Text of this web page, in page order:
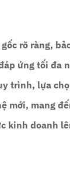
rõ ràng,
ứng tối đa
trình, lựa
mới, mang
kinh doanh